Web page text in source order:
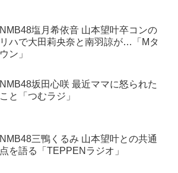
NMB48塩月希依音 山本望叶卒コンの
リハで大田莉央奈と南羽諒が…「Mタ
ウン」
NMB48坂田心咲 最近ママに怒られた
こと「つむラジ」
NMB48三鴨くるみ 山本望叶との共通
点を語る「TEPPENラジオ」